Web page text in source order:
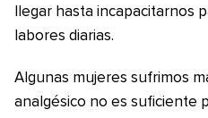
llegar hasta incapacitarnos
labores diarias.
Algunas mujeres sufrimos
analgésico no es suficiente